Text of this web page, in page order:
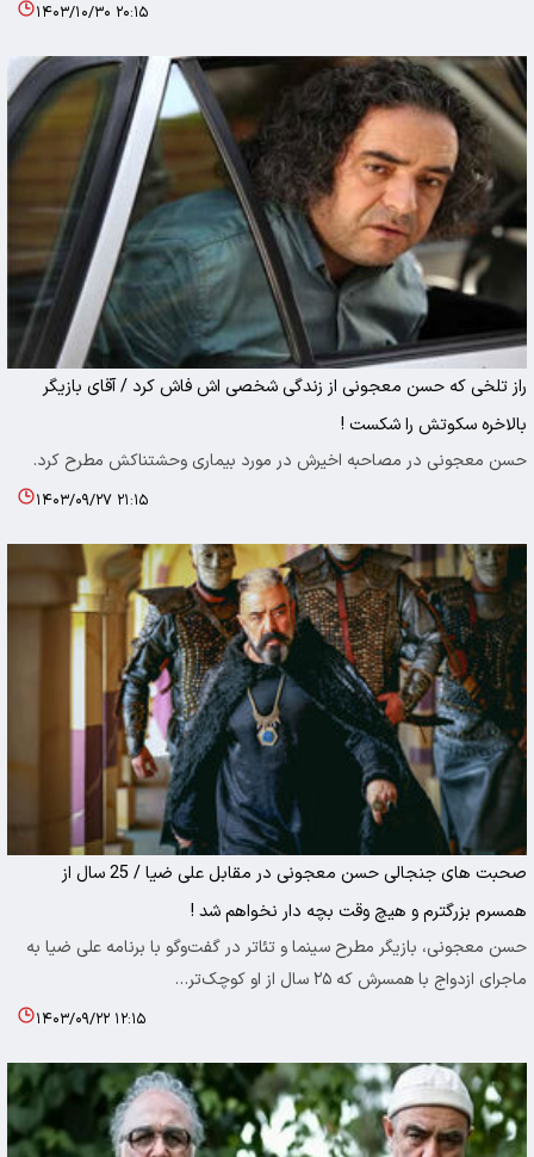
۱۴۰۳/۱۰/۳۰ ۲۰:۱۵
راز تلخی که حسن معجونی از زندگی شخصی اش فاش کرد / آقای بازیگر
بالاخره سکوتش را شکست !
حسن معجونی در مصاحبه اخیرش در مورد بیماری وحشتناکش مطرح کرد.
۱۴۰۳/۰۹/۲۷ ۲۱:۱۵
صحبت های جنجالی حسن معجونی در مقابل علی ضیا / 25 سال از
همسرم بزرگترم و هیچ وقت بچه دار نخواهم شد !
حسن معجونی، بازیگر مطرح سینما و تئاتر در گفت‌وگو با برنامه علی ضیا به
ماجرای ازدواج با همسرش که ۲۵ سال از او کوچک‌تر…
۱۴۰۳/۰۹/۲۲ ۱۲:۱۵